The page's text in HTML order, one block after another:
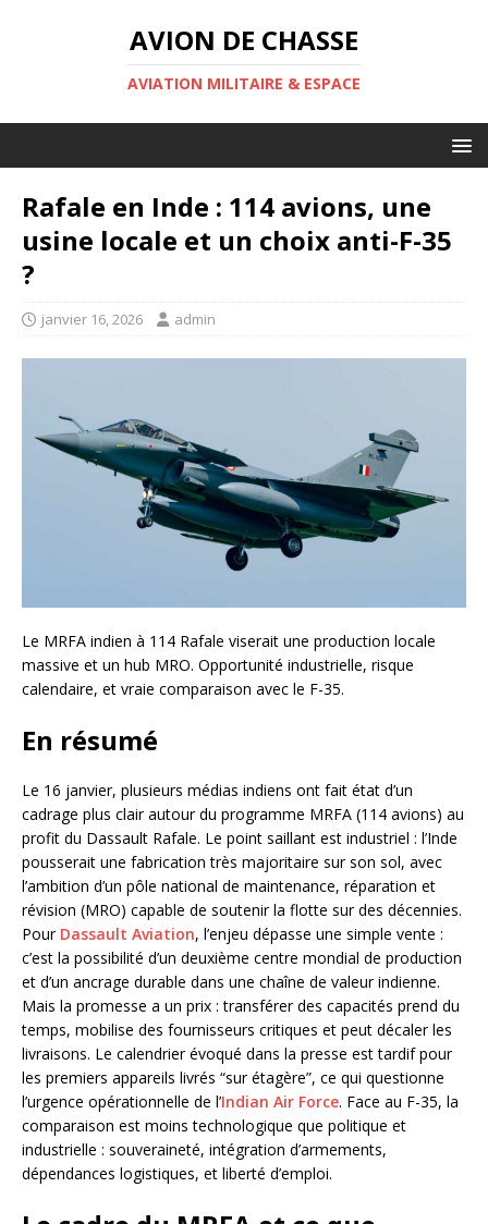
AVION DE CHASSE
AVIATION MILITAIRE & ESPACE
Rafale en Inde : 114 avions, une
usine locale et un choix anti-F-35
?
janvier 16, 2026 admin
Le MRFA indien à 114 Rafale viserait une production locale
massive et un hub MRO. Opportunité industrielle, risque
calendaire, et vraie comparaison avec le F-35.
En résumé
Le 16 janvier, plusieurs médias indiens ont fait état d’un
cadrage plus clair autour du programme MRFA (114 avions) au
profit du Dassault Rafale. Le point saillant est industriel : l’Inde
pousserait une fabrication très majoritaire sur son sol, avec
l’ambition d’un pôle national de maintenance, réparation et
révision (MRO) capable de soutenir la flotte sur des décennies.
Pour Dassault Aviation, l’enjeu dépasse une simple vente :
c’est la possibilité d’un deuxième centre mondial de production
et d’un ancrage durable dans une chaîne de valeur indienne.
Mais la promesse a un prix : transférer des capacités prend du
temps, mobilise des fournisseurs critiques et peut décaler les
livraisons. Le calendrier évoqué dans la presse est tardif pour
les premiers appareils livrés “sur étagère”, ce qui questionne
l’urgence opérationnelle de l’Indian Air Force. Face au F-35, la
comparaison est moins technologique que politique et
industrielle : souveraineté, intégration d’armements,
dépendances logistiques, et liberté d’emploi.